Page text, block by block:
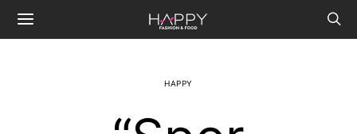
HAPPY